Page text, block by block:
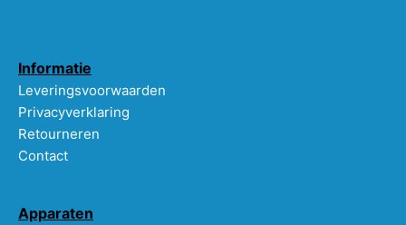
Informatie
Leveringsvoorwaarden
Privacyverklaring
Retourneren
Contact
Apparaten